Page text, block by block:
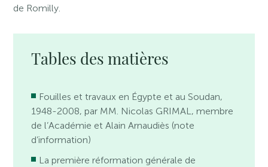
de Romilly.
Tables des matières
Fouilles et travaux en Égypte et au Soudan,
1948-2008, par MM. Nicolas GRIMAL, membre
de l’Académie et Alain Arnaudiès (note
d’information)
La première réformation générale de